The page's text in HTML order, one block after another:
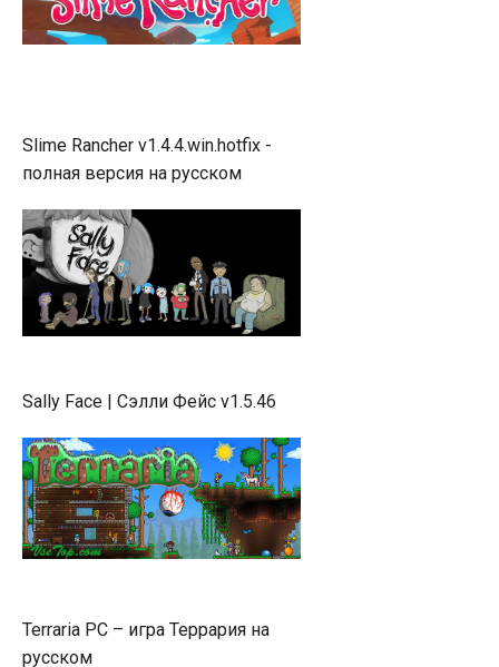
Slime Rancher v1.4.4.win.hotfix -
полная версия на русском
Sally Face | Сэлли Фейс v1.5.46
Terraria PC – игра Террария на
русском